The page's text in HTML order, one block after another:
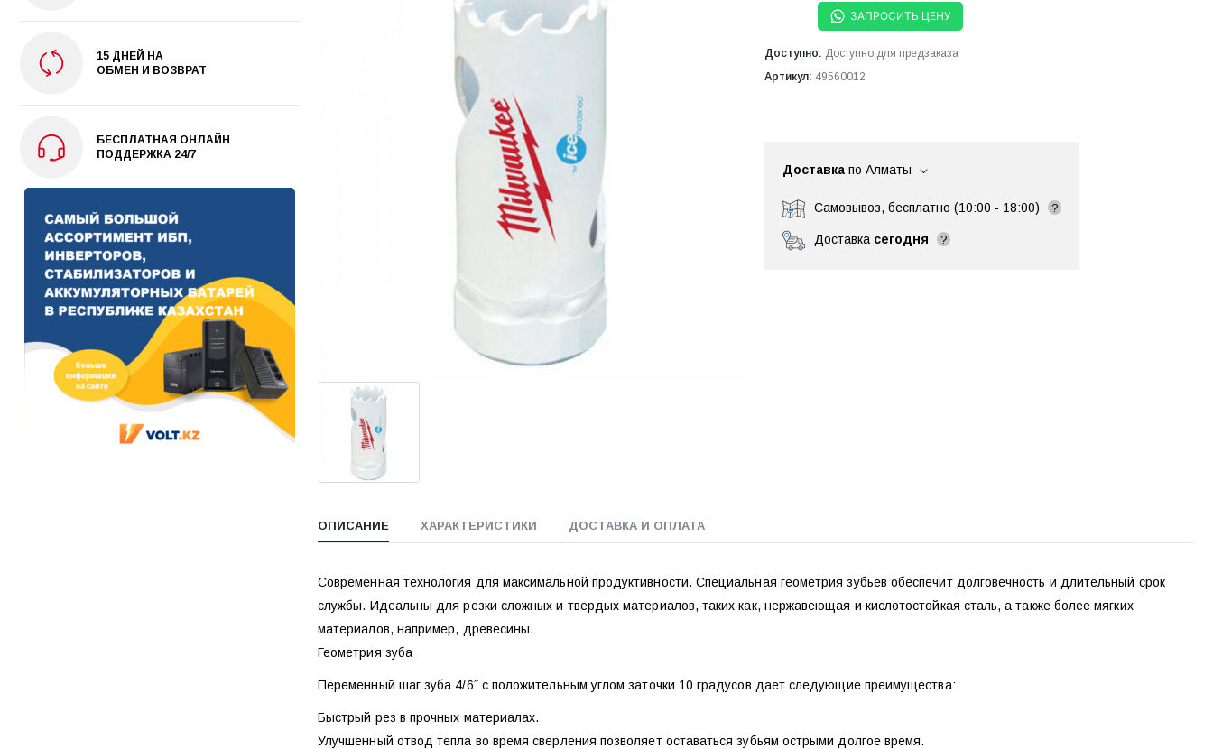
ЗАПРОСИТЬ ЦЕНУ
Доступно: Доступно для предзаказа
Артикул: 49560012
Доставка по Алматы
Самовывоз, бесплатно (10:00 - 18:00) ?
Доставка сегодня ?
ОПИСАНИЕ ХАРАКТЕРИСТИКИ ДОСТАВКА И ОПЛАТА
Современная технология для максимальной продуктивности. Специальная геометрия зубьев обеспечит долговечность и длительный срок
службы. Идеальны для резки сложных и твердых материалов, таких как, нержавеющая и кислотостойкая сталь, а также более мягких
материалов, например, древесины.
Геометрия зуба
Переменный шаг зуба 4/6˝ с положительным углом заточки 10 градусов дает следующие преимущества:
Быстрый рез в прочных материалах.
Улучшенный отвод тепла во время сверления позволяет оставаться зубьям острыми долгое время.
15 ДНЕЙ НА
ОБМЕН И ВОЗВРАТ
БЕСПЛАТНАЯ ОНЛАЙН
ПОДДЕРЖКА 24/7